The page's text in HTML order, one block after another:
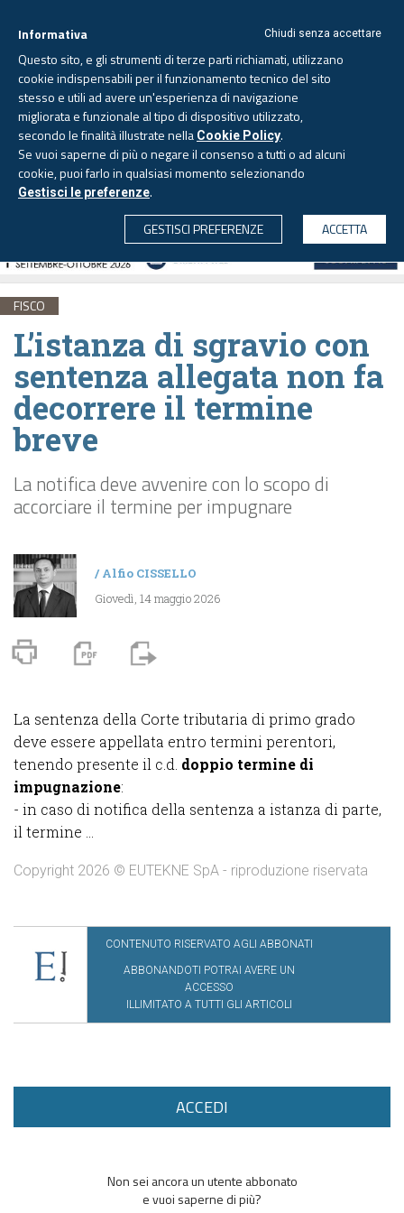
CERCA
Sabato, 8 agosto 2026 - Aggiornato alle 6.00
FISCO
L’istanza di sgravio con
sentenza allegata non fa
decorrere il termine
breve
La notifica deve avvenire con lo scopo di
accorciare il termine per impugnare
/Alfio CISSELLO
Giovedì, 14 maggio 2026
La sentenza della Corte tributaria di primo grado
deve essere appellata entro termini perentori,
tenendo presente il c.d. doppio termine di
impugnazione:
- in caso di notifica della sentenza a istanza di parte,
il termine ...
Copyright 2026 © EUTEKNE SpA - riproduzione riservata
CONTENUTO RISERVATO AGLI ABBONATI
ABBONANDOTI POTRAI AVERE UN
ACCESSO
ILLIMITATO A TUTTI GLI ARTICOLI
ACCEDI
Non sei ancora un utente abbonato
e vuoi saperne di più?
Chiudi senza accettare
Informativa
Questo sito, e gli strumenti di terze parti richiamati, utilizzano
cookie indispensabili per il funzionamento tecnico del sito
stesso e utili ad avere un'esperienza di navigazione
migliorata e funzionale al tipo di dispositivo utilizzato,
secondo le finalità illustrate nella Cookie Policy.
Se vuoi saperne di più o negare il consenso a tutti o ad alcuni
cookie, puoi farlo in qualsiasi momento selezionando
Gestisci le preferenze.
GESTISCI PREFERENZE
ACCETTA